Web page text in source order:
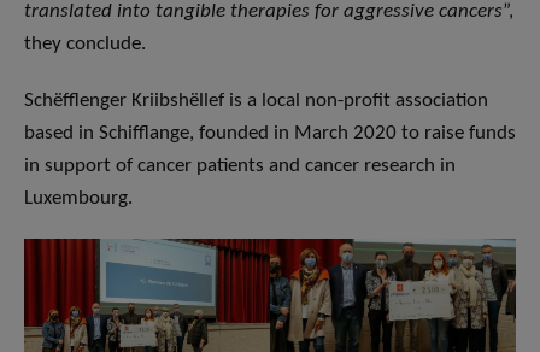
translated into tangible therapies for aggressive cancers”,
they conclude.
Schëfflenger Kriibshëllef is a local non-profit association
based in Schifflange, founded in March 2020 to raise funds
in support of cancer patients and cancer research in
Luxembourg.